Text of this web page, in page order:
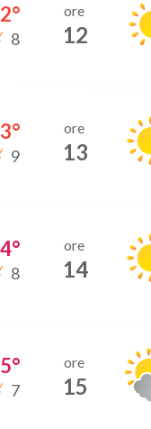
°
8
ore
12
°
9
ore
13
°
8
ore
14
°
7
ore
15